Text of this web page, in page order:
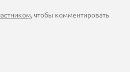
, чтобы комментировать